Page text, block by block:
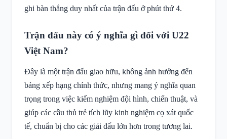
ghi bàn thắng duy nhất của trận đấu ở phút thứ 4.
Trận đấu này có ý nghĩa gì đối với U22
Việt Nam?
Đây là một trận đấu giao hữu, không ảnh hưởng đến
bảng xếp hạng chính thức, nhưng mang ý nghĩa quan
trọng trong việc kiểm nghiệm đội hình, chiến thuật, và
giúp các cầu thủ trẻ tích lũy kinh nghiệm cọ xát quốc
tế, chuẩn bị cho các giải đấu lớn hơn trong tương lai.